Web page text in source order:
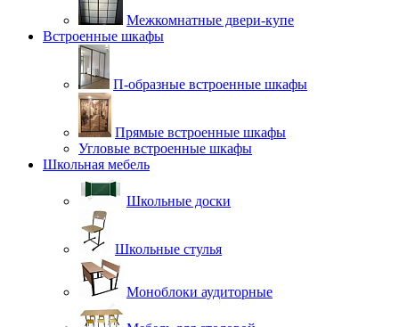
Межкомнатные двери-купе
Встроенные шкафы
П-образные встроенные шкафы
Прямые встроенные шкафы
Угловые встроенные шкафы
Школьная мебель
Школьные доски
Школьные стулья
Моноблоки аудиторные